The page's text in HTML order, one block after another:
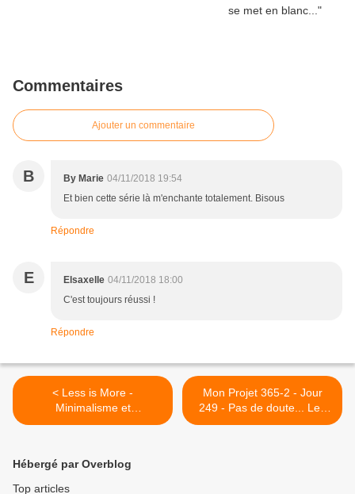
Commentaires
Ajouter un commentaire
B By Marie 04/11/2018 19:54
Et bien cette série là m'enchante totalement. Bisous
Répondre
E Elsaxelle 04/11/2018 18:00
C'est toujours réussi !
Répondre
< Less is More -
Minimalisme et
Brume/Brouillard - 03
Mon Projet 365-2 - Jour
249 - Pas de doute... Les
Feuilles tombent !
Hébergé par Overblog
Top articles